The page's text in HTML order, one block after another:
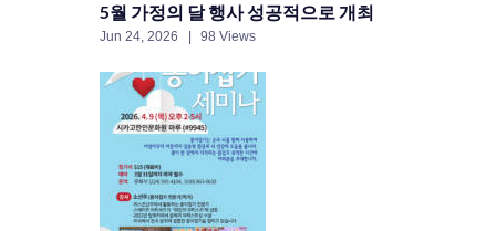
5월 가정의 달 행사 성공적으로 개최
Jun 24, 2026 98 Views